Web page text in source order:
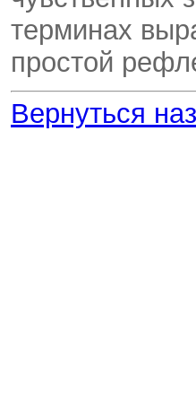
терминах
простой
Вернуться